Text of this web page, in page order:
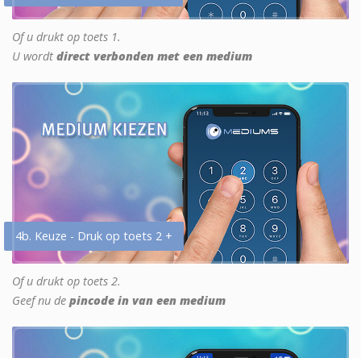
Of u drukt op toets 1.
U wordt direct verbonden met een medium
4b. Keuze - Druk op toets 2 +
Of u drukt op toets 2.
Geef nu de pincode in van een medium